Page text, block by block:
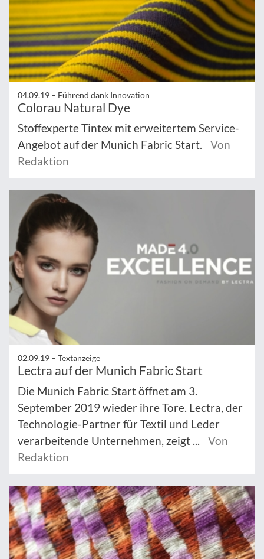
04.09.19 – Führend dank Innovation
Colorau Natural Dye
Stoffexperte Tintex mit erweitertem Service-
Angebot auf der Munich Fabric Start.
Von
Redaktion
02.09.19 – Textanzeige
Lectra auf der Munich Fabric Start
Die Munich Fabric Start öffnet am 3.
September 2019 wieder ihre Tore. Lectra, der
Technologie-Partner für Textil und Leder
verarbeitende Unternehmen, zeigt ...
Von
Redaktion